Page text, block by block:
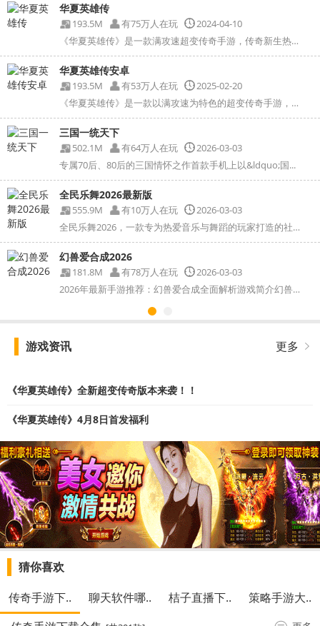
华夏英雄传
193.5M 有75万人在玩
2024-04-10
《华夏英雄传》是一款满攻速超变传奇手游，传奇新生热血...
华夏英雄传安卓
193.5M 有53万人在玩
2025-02-20
《华夏英雄传》是一款以满攻速为特色的超变传奇手游，它...
三国一统天下
502.1M 有64万人在玩
2026-03-03
专属70后、80后的三国情怀之作首款手机上以&ldquo;国...
全民乐舞2026最新版
555.9M 有10万人在玩
2026-03-03
全民乐舞2026，一款专为热爱音乐与舞蹈的玩家打造的社交...
幻兽爱合成2026
181.8M 有78万人在玩
2026-03-03
2026年最新手游推荐：幻兽爱合成全面解析游戏简介幻兽爱...
游戏资讯 更多
《华夏英雄传》全新超变传奇版本来袭！！
《华夏英雄传》4月8日首发福利
猜你喜欢
传奇手游下..
聊天软件哪.. 桔子直播下..
策略手游大..